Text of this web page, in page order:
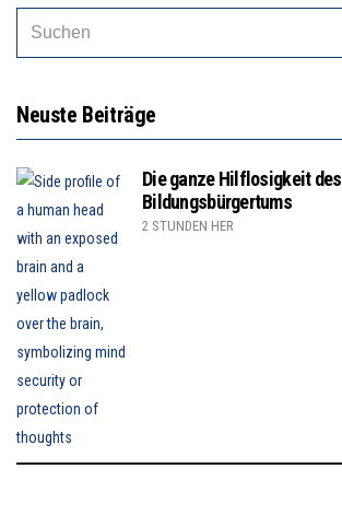
Neuste Beiträge
Die ganze Hilflosigkeit des
Bildungsbürgertums
2 STUNDEN HER